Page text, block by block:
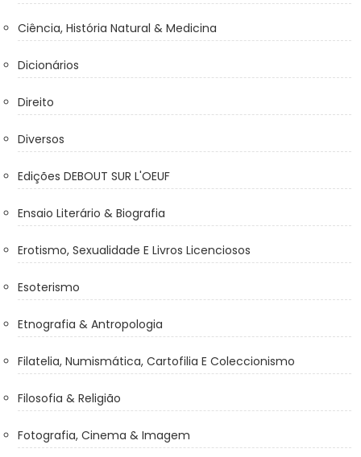
Ciência, História Natural & Medicina
Dicionários
Direito
Diversos
Edições DEBOUT SUR L'OEUF
Ensaio Literário & Biografia
Erotismo, Sexualidade E Livros Licenciosos
Esoterismo
Etnografia & Antropologia
Filatelia, Numismática, Cartofilia E Coleccionismo
Filosofia & Religião
Fotografia, Cinema & Imagem